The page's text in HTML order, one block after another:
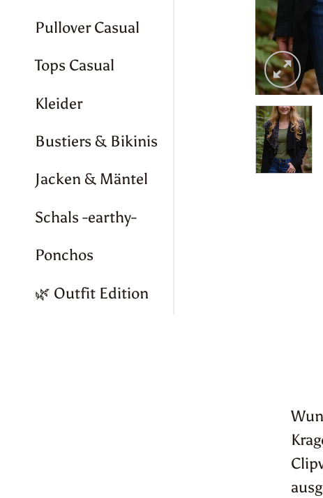
Pullover Casual
Tops Casual
Kleider
Bustiers & Bikinis
Jacken & Mäntel
Schals -earthy-
Ponchos
🌿 Outfit Edition